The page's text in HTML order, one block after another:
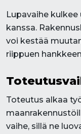
Lupavaihe
kanssa.
voi kestää
riippuen
Toteutus alkaa
vaihe, sillä ne